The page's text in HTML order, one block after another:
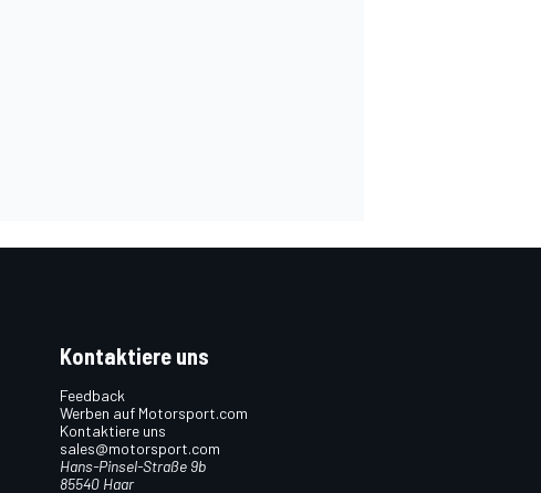
Kontaktiere uns
Feedback
Werben auf Motorsport.com
Kontaktiere uns
sales@motorsport.com
Hans-Pinsel-Straße 9b
85540 Haar